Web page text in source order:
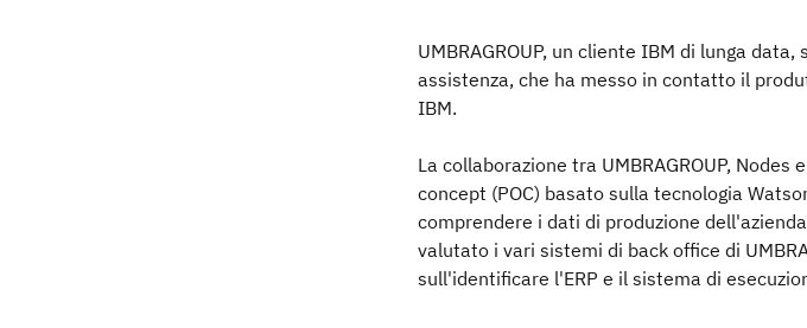
UMBRAGROUP, un cliente IBM di lunga
assistenza, che ha messo in contatto il
IBM.
La collaborazione tra UMBRAGROUP,
concept (POC) basato sulla tecnologia
comprendere i dati di produzione
valutato i vari sistemi di back office di
sull'identificare l'ERP e il sistema di